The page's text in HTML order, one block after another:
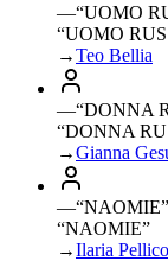
—“UOMO
“UOMO
→Teo Bellia
—“DONNA
“DONNA
→Gianna
—“NAOMIE”
“NAOMIE”
→Ilaria